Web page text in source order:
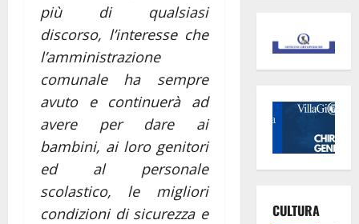
più di qualsiasi
discorso, l’interesse che
l’amministrazione
comunale ha sempre
avuto e continuerà ad
avere per dare ai
bambini, ai loro genitori
ed al personale
scolastico, le migliori
condizioni di sicurezza e
CULTURA